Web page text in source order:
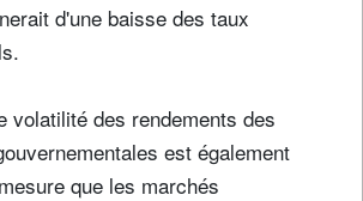
d'une baisse des taux
volatilité des rendements des
est également
que les marchés